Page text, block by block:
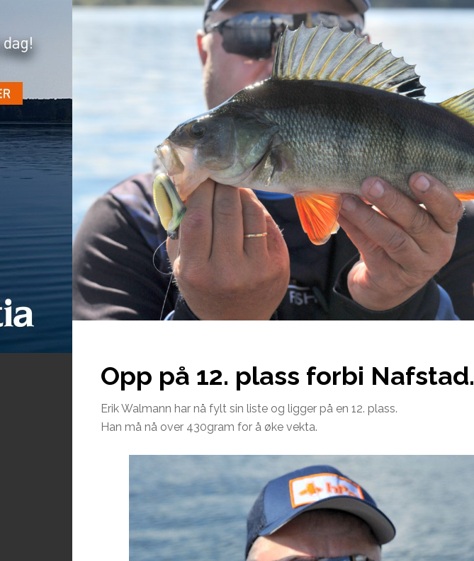
Opp på 12. plass forbi Nafstad.
Erik Walmann har nå fylt sin liste og ligger på en 12. plass.
Han må nå over 430gram for å øke vekta.